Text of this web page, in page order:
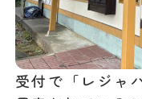
受付で「レジャ